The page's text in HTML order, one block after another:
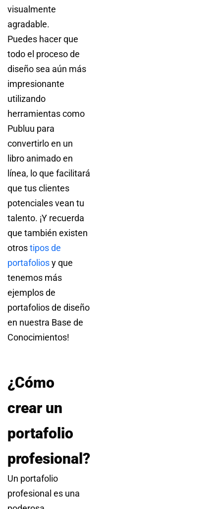
visualmente
agradable.
Puedes hacer que
todo el proceso de
diseño sea aún más
impresionante
utilizando
herramientas como
Publuu para
convertirlo en un
libro animado en
línea, lo que facilitará
que tus clientes
potenciales vean tu
talento. ¡Y recuerda
que también existen
otrostipos de
portafoliosy que
tenemos más
ejemplos de
portafolios de diseño
en nuestra Base de
Conocimientos!
¿Cómo
crear un
portafolio
profesional?
Un portafolio
profesional es una